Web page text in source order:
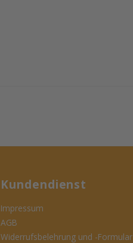
Kundendienst
Impressum
AGB
Widerrufsbelehrung und -Formular